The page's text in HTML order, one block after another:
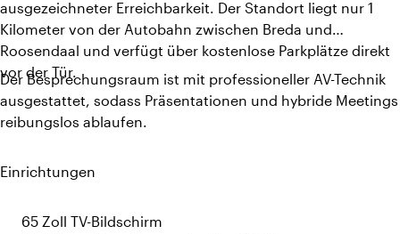
ausgezeichneter Erreichbarkeit. Der Standort liegt nur 1
Kilometer von der Autobahn zwischen Breda und
Roosendaal und verfügt über kostenlose Parkplätze direkt
vor der Tür.
Der Besprechungsraum ist mit professioneller AV-Technik
ausgestattet, sodass Präsentationen und hybride Meetings
reibungslos ablaufen.
Einrichtungen
65 Zoll TV-Bildschirm